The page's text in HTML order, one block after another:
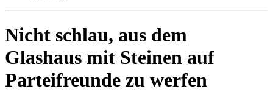
Nicht schlau, aus dem
Glashaus mit Steinen auf
Parteifreunde zu werfen